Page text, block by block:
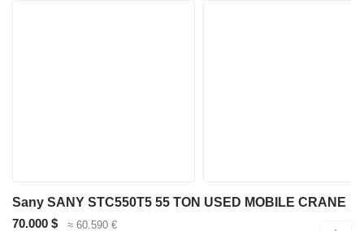
Sany SANY STC550T5 55 TON USED MOBILE CRANE
70.000 $
≈ 60.590 €